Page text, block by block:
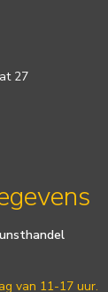
27
van 11-17 uur.